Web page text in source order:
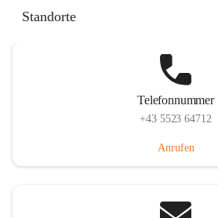
Standorte
Telefonnummer
+43 5523 64712
Anrufen